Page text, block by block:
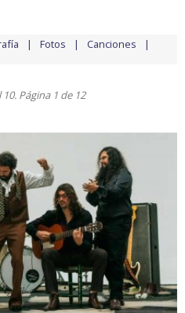
Fotos Canciones
Página 1 de 12